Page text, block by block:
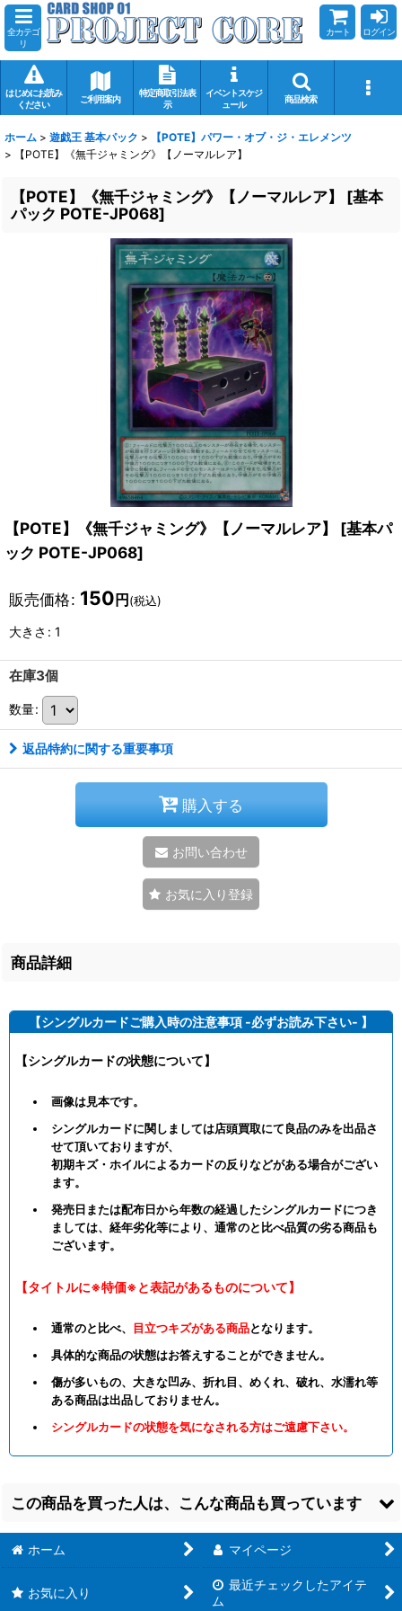
全カテゴ
リ
カート ログイン
はじめにお読み
ください
ご利用案内
特定商取引法表
示
イベントスケジ
ュール
商品検索
ホーム > 遊戯王 基本パック >
【POTE】パワー・オブ・ジ・エレメンツ
>
【POTE】《無千ジャミング》【ノーマルレア】
【POTE】《無千ジャミング》【ノーマルレア】 [基本
パック POTE-JP068]
【POTE】《無千ジャミング》【ノーマルレア】 [基本パ
ック POTE-JP068]
販売価格: 150 円 (税込)
大きさ : 1
在庫3個
数量:
返品特約に関する重要事項
購入する
お問い合わせ
お気に入り登録
商品詳細
【シングルカードご購入時の注意事項 -必ずお読み下さい- 】
【シングルカードの状態について】
画像は見本です。
シングルカードに関しましては店頭買取にて良品のみを出品さ
せて頂いておりますが、
初期キズ・ホイルによるカードの反りなどがある場合がござい
ます。
発売日または配布日から年数の経過したシングルカードにつき
ましては、経年劣化等により、通常のと比べ品質の劣る商品も
ございます。
【タイトルに※特価※と表記があるものについて】
通常のと比べ、 目立つキズがある商品となります。
具体的な商品の状態はお答えすることができません。
傷が多いもの、大きな凹み、折れ目、めくれ、破れ、水濡れ等
ある商品は出品しておりません。
シングルカードの状態を気になされる方はご遠慮下さい。
この商品を買った人は、こんな商品も買っています
ホーム マイページ
お気に入り
最近チェックしたアイテ
ム